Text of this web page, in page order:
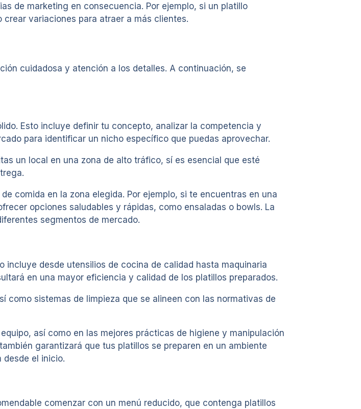
de marketing en consecuencia. Por ejemplo, si un platillo
variaciones para atraer a más clientes.
cuidadosa y atención a los detalles. A continuación, se
Esto incluye definir tu concepto, analizar la competencia y
para identificar un nicho específico que puedas aprovechar.
un local en una zona de alto tráfico, sí es esencial que esté
comida en la zona elegida. Por ejemplo, si te encuentras en una
opciones saludables y rápidas, como ensaladas o bowls. La
segmentos de mercado.
incluye desde utensilios de cocina de calidad hasta maquinaria
en una mayor eficiencia y calidad de los platillos preparados.
sistemas de limpieza que se alineen con las normativas de
así como en las mejores prácticas de higiene y manipulación
garantizará que tus platillos se preparen en un ambiente
el inicio.
comenzar con un menú reducido, que contenga platillos